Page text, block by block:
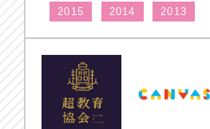
2015 2014 2013